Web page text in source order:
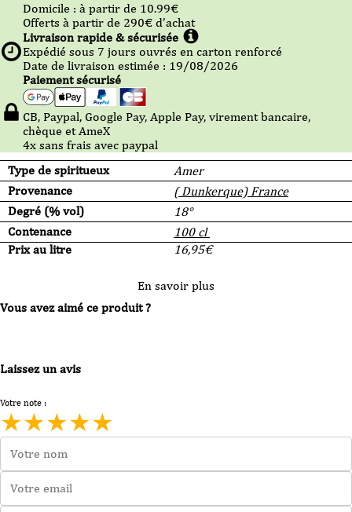
Type de spiritueux
Amer
Provenance
( Dunkerque) France
Degré (% vol)
18°
Contenance
100 cl
Prix au litre
16,95€
Domicile : à partir de 10.99€
Offerts à partir de 290€ d’achat
Livraison rapide & sécurisée
Expédié sous 7 jours ouvrés en carton renforcé
Date de livraison estimée : 19/08/2026
Paiement sécurisé
CB, Paypal, Google Pay, Apple Pay, virement bancaire,
chèque et AmeX
4x sans frais avec paypal
En savoir plus
Vous avez aimé ce produit ?
Laissez un avis
Votre note :
★★★★★